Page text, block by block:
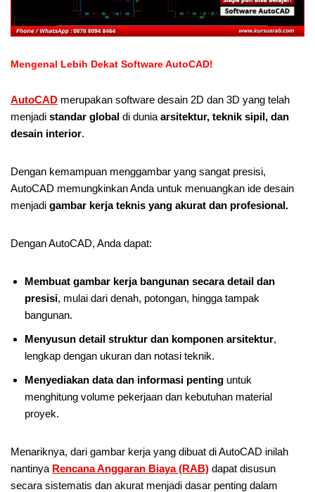
Mengenal Lebih Dekat Software AutoCAD!
AutoCAD merupakan software desain 2D dan 3D yang telah
menjadi standar global di dunia arsitektur, teknik sipil, dan
desain interior.
Dengan kemampuan menggambar yang sangat presisi,
AutoCAD memungkinkan Anda untuk menuangkan ide desain
menjadi gambar kerja teknis yang akurat dan profesional.
Dengan AutoCAD, Anda dapat:
Membuat gambar kerja bangunan secara detail dan
presisi, mulai dari denah, potongan, hingga tampak
bangunan.
Menyusun detail struktur dan komponen arsitektur,
lengkap dengan ukuran dan notasi teknik.
Menyediakan data dan informasi penting untuk
menghitung volume pekerjaan dan kebutuhan material
proyek.
Menariknya, dari gambar kerja yang dibuat di AutoCAD inilah
nantinya Rencana Anggaran Biaya (RAB) dapat disusun
secara sistematis dan akurat menjadi dasar penting dalam